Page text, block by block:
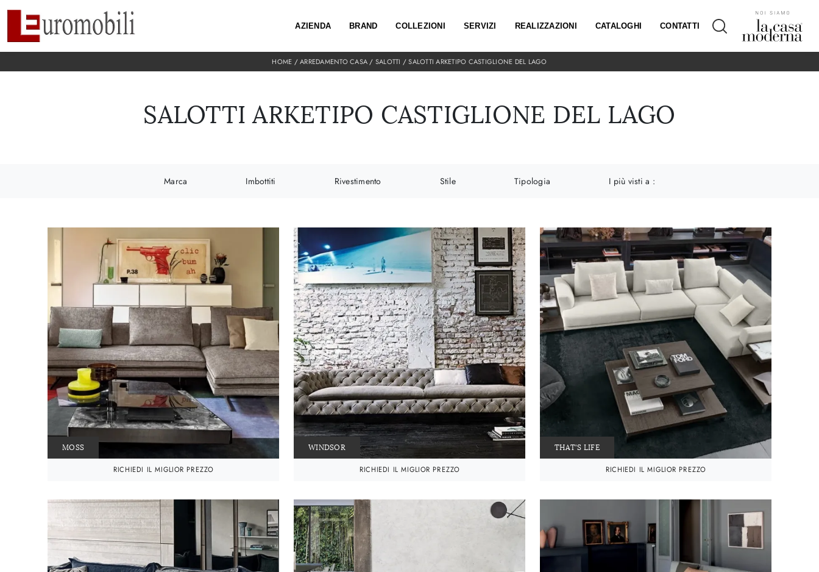
AZIENDA BRAND COLLEZIONI SERVIZI REALIZZAZIONI CATALOGHI CONTATTI
HOME /ARREDAMENTO CASA / SALOTTI /SALOTTI ARKETIPO CASTIGLIONE DEL LAGO
SALOTTI ARKETIPO CASTIGLIONE DEL LAGO
Marca Imbottiti Rivestimento Stile Tipologia I più visti a :
MOSS
RICHIEDI IL MIGLIOR PREZZO
WINDSOR
RICHIEDI IL MIGLIOR PREZZO
THAT'S LIFE
RICHIEDI IL MIGLIOR PREZZO